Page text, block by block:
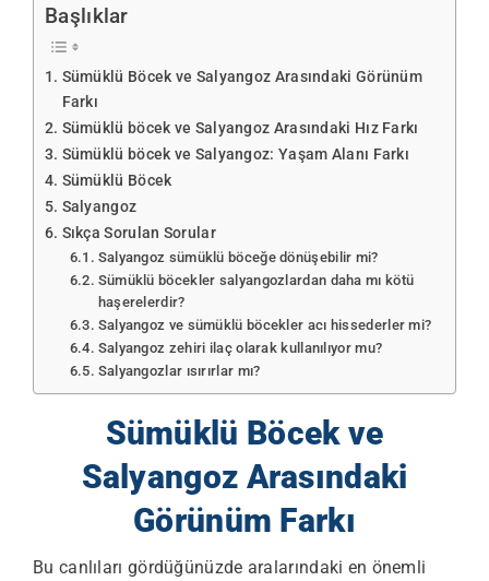
Başlıklar
Sümüklü Böcek ve Salyangoz Arasındaki Görünüm
Farkı
Sümüklü böcek ve Salyangoz Arasındaki Hız Farkı
Sümüklü böcek ve Salyangoz: Yaşam Alanı Farkı
Sümüklü Böcek
Salyangoz
Sıkça Sorulan Sorular
Salyangoz sümüklü böceğe dönüşebilir mi?
Sümüklü böcekler salyangozlardan daha mı kötü
haşerelerdir?
Salyangoz ve sümüklü böcekler acı hissederler mi?
Salyangoz zehiri ilaç olarak kullanılıyor mu?
Salyangozlar ısırırlar mı?
Sümüklü Böcek ve
Salyangoz Arasındaki
Görünüm Farkı
Bu canlıları gördüğünüzde aralarındaki en önemli